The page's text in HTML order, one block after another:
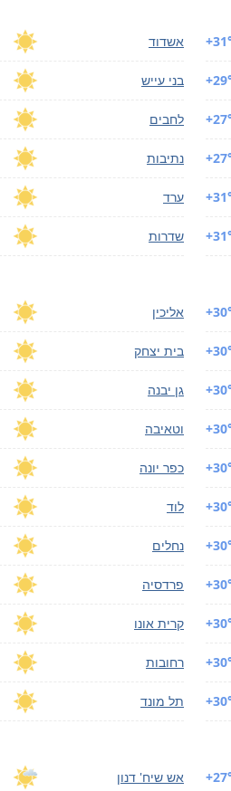
אשדוד
בני עייש
לחבים
נתיבות
ערד
שדרות
אליכין
בית יצחק
גן יבנה
וטאיבה
כפר יונה
לוד
נחלים
פרדסיה
קרית אונו
רחובות
תל מונד
אש שיח' דנון